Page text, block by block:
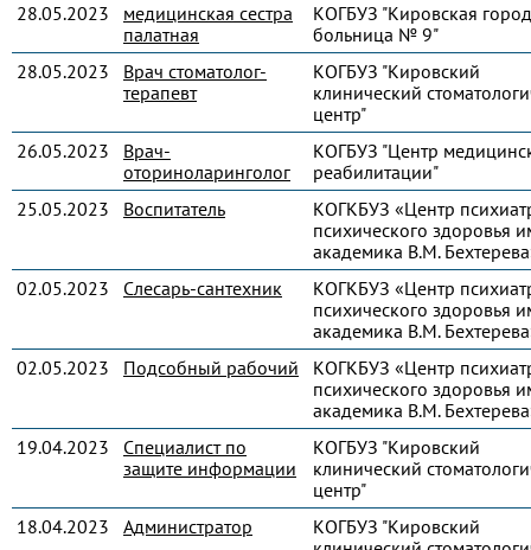
28.05.2023
медицинская сестра
палатная
КОГБУЗ "Кировская
больница № 9"
28.05.2023
Врач стоматолог-
терапевт
КОГБУЗ "Кировский
клинический
центр"
26.05.2023
Врач-
оториноларинголог
КОГБУЗ "Центр
реабилитации"
25.05.2023
Воспитатель
КОГКБУЗ «Центр
психического здоровья
академика В.М.
02.05.2023
Слесарь-сантехник
КОГКБУЗ «Центр
психического здоровья
академика В.М.
02.05.2023
Подсобный рабочий
КОГКБУЗ «Центр
психического здоровья
академика В.М.
19.04.2023
Специалист по
защите информации
КОГБУЗ "Кировский
клинический
центр"
18.04.2023
Администратор
КОГБУЗ "Кировский